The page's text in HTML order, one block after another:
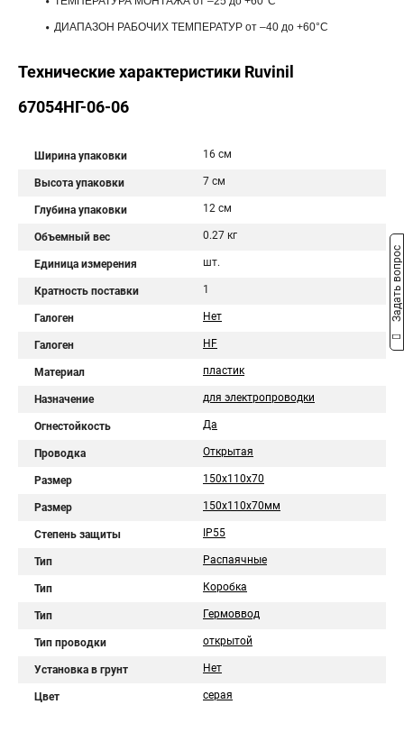
ДИАПАЗОН РАБОЧИХ ТЕМПЕРАТУР от –40 до +60°С
Технические характеристики Ruvinil
67054НГ-06-06
Ширина упаковки 16 см
Высота упаковки 7 см
Глубина упаковки 12 см
Объемный вес 0.27 кг
Единица измерения шт.
Кратность поставки 1
Галоген Нет
Галоген HF
Материал пластик
Назначение для электропроводки
Огнестойкость Да
Проводка Открытая
Размер 150х110х70
Размер 150х110х70мм
Степень защиты IP55
Тип Распаячные
Тип Коробка
Тип Гермоввод
Тип проводки открытой
Установка в грунт Нет
Цвет серая
Задать вопрос